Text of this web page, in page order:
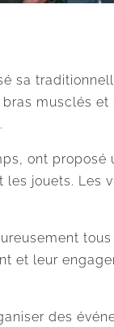
sa
musclés
ont proposé
jouets. Les
et leur
des